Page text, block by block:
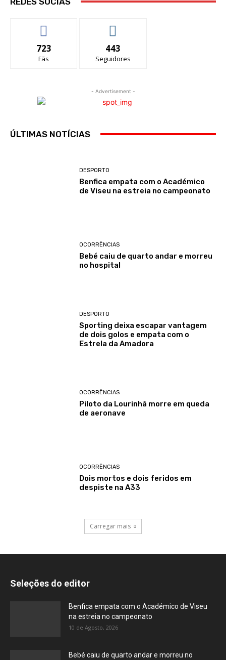
723
Fãs
443
Seguidores
- Advertisement -
ÚLTIMAS NOTÍCIAS
DESPORTO
Benfica empata com o Académico
de Viseu na estreia no campeonato
OCORRÊNCIAS
Bebé caiu de quarto andar e morreu
no hospital
DESPORTO
Sporting deixa escapar vantagem
de dois golos e empata com o
Estrela da Amadora
OCORRÊNCIAS
Piloto da Lourinhã morre em queda
de aeronave
OCORRÊNCIAS
Dois mortos e dois feridos em
despiste na A33
Carregar mais
Seleções do editor
Benfica empata com o Académico de Viseu
na estreia no campeonato
10 de Agosto, 2026
Bebé caiu de quarto andar e morreu no